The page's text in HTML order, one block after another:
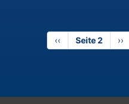
Vorherige
Seite
‹‹ Seite 2 ››